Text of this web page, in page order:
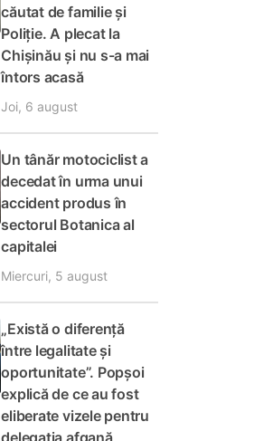
căutat de familie și
Poliție. A plecat la
Chișinău și nu s-a mai
întors acasă
Joi, 6 august
Un tânăr motociclist a
decedat în urma unui
accident produs în
sectorul Botanica al
capitalei
Miercuri, 5 august
„Există o diferență
între legalitate și
oportunitate”. Popșoi
explică de ce au fost
eliberate vizele pentru
delegația afgană